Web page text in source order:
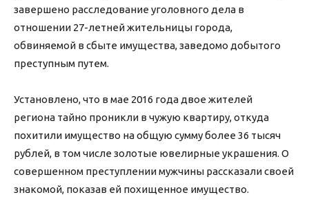
завершено расследование уголовного дела в
отношении 27-летней жительницы города,
обвиняемой в сбыте имущества, заведомо добытого
преступным путем.
Установлено, что в мае 2016 года двое жителей
региона тайно проникли в чужую квартиру, откуда
похитили имущество на общую сумму более 36 тысяч
рублей, в том числе золотые ювелирные украшения. О
совершенном преступлении мужчины рассказали своей
знакомой, показав ей похищенное имущество.